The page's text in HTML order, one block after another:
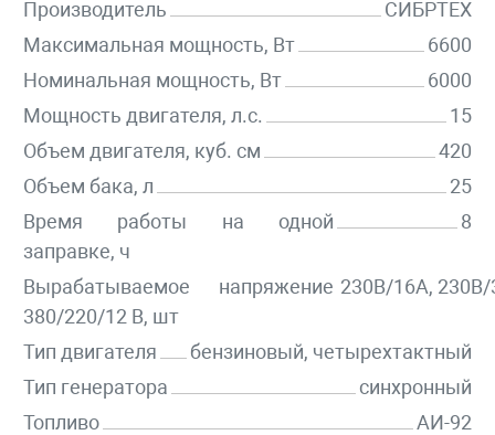
Производитель
СИБРТЕХ
Максимальная мощность, Вт
6600
Номинальная мощность, Вт
6000
Мощность двигателя, л.с.
15
Объем двигателя, куб. см
420
Объем бака, л
25
Время работы на одной
заправке, ч
8
Вырабатываемое напряжение
380/220/12 В, шт
230В/16А,
Тип двигателя
бензиновый, четырехтактный
Тип генератора
синхронный
Топливо
АИ-92